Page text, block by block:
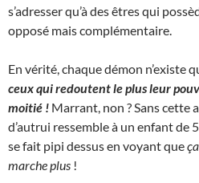
s’adresser qu’à des êtres qui
opposé mais complémentaire.
En vérité, chaque démon n’existe
ceux qui redoutent le plus leur
moitié ! Marrant, non ? Sans cette
d’autrui ressemble à un enfant de
se fait pipi dessus en voyant que
marche plus !